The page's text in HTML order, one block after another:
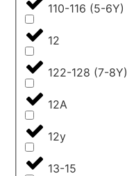
110-116 (5-6Y)
12
122-128 (7-8Y)
12A
12y
13-15